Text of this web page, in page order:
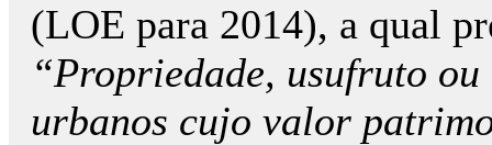
(LOE para 2014), a qual
“Propriedade, usufruto
urbanos cujo valor